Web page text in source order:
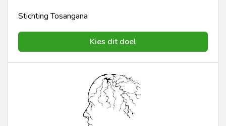
Stichting Tosangana
Kies dit doel